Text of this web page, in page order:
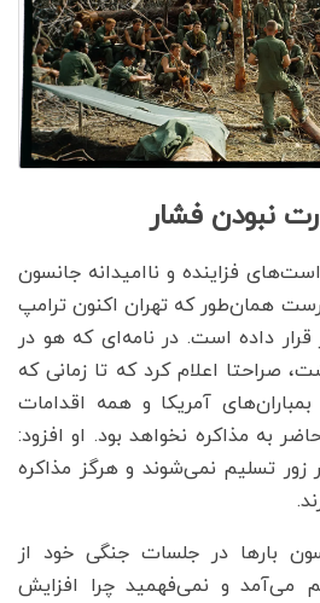
نبودن فشار
فزاینده و ناامیدانه جانسون
درست همان‌طور که تهران اکنون ترامپ
قرار داده است. در نامه‌ای که هو در
نوشت، صراحتا اعلام کرد که تا زمانی که
آمریکا و همه اقدامات
به مذاکره نخواهد بود. او افزود:
زور تسلیم نمی‌شوند و هرگز مذاکره
۱۹۶۰، جانسون بارها در جلسات جنگی خود از
و نمی‌فهمید چرا افزایش